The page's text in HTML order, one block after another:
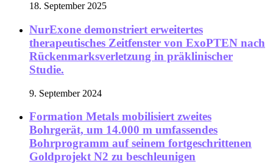
18. September 2025
NurExone demonstriert erweitertes
therapeutisches Zeitfenster von ExoPTEN nach
Rückenmarksverletzung in präklinischer
Studie.
9. September 2024
Formation Metals mobilisiert zweites
Bohrgerät, um 14.000 m umfassendes
Bohrprogramm auf seinem fortgeschrittenen
Goldprojekt N2 zu beschleunigen